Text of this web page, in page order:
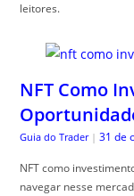
leitores.
NFT Como
Guia do Trader | 31 de
NFT como
navegar nesse